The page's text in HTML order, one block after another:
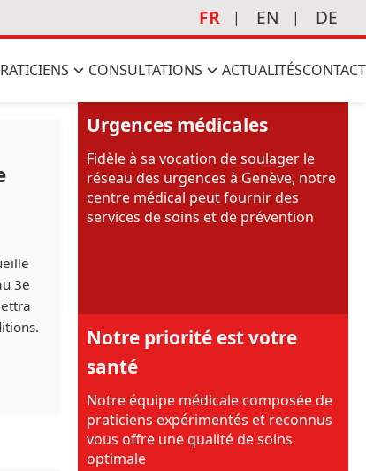
FR EN DE
CONSULTATIONS ACTUALITÉSCONTACT
3e
Urgences médicales
Fidèle à sa vocation de soulager le
réseau des urgences à Genève, notre
centre médical peut fournir des
services de soins et de prévention
Notre priorité est votre
santé
Notre équipe médicale composée de
praticiens expérimentés et reconnus
vous offre une qualité de soins
optimale